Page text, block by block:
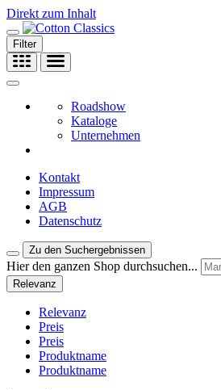
Direkt zum Inhalt
Filter
Roadshow
Kataloge
Unternehmen
Kontakt
Impressum
AGB
Datenschutz
Zu den Suchergebnissen
Hier den ganzen Shop durchsuchen...
Relevanz
Relevanz
Preis
Preis
Produktname
Produktname